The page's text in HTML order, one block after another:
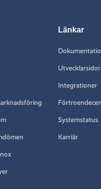
Länkar
Utvecklarsidor
Integrationer
Systemstatus
Karriär